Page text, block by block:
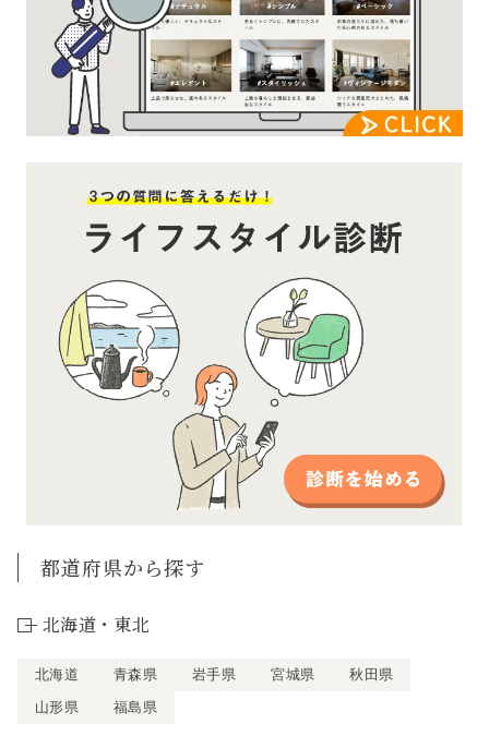
都道府県から探す
北海道・東北
北海道 青森県 岩手県 宮城県
秋田県
山形県
福島県